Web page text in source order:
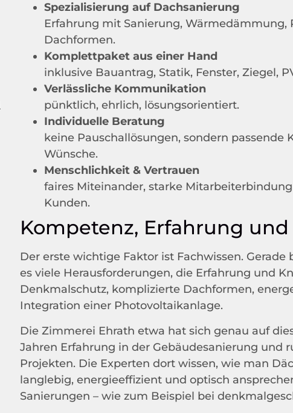
Spezialisierung auf Dachsanierung
Erfahrung mit Sanierung,
Dachformen.
Komplettpaket aus einer Hand
inklusive Bauantrag, Statik, Fenster, Ziegel,
Verlässliche Kommunikation
pünktlich, ehrlich, lösungsorientiert.
Individuelle Beratung
keine Pauschallösungen, sondern
Wünsche.
Menschlichkeit & Vertrauen
faires Miteinander, starke
Kunden.
Kompetenz, Erfahrung
Der erste wichtige Faktor ist Fachwissen.
es viele Herausforderungen, die Erfahrung und
Denkmalschutz, komplizierte Dachformen,
Integration einer Photovoltaikanlage.
Die Zimmerei Ehrath etwa hat sich genau auf
Jahren Erfahrung in der Gebäudesanierung und
Projekten. Die Experten dort wissen, wie man
langlebig, energieeffizient und optisch
Sanierungen – wie zum Beispiel bei